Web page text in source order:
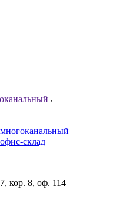
многоканальный
офис-склад
кор. 8, оф. 114